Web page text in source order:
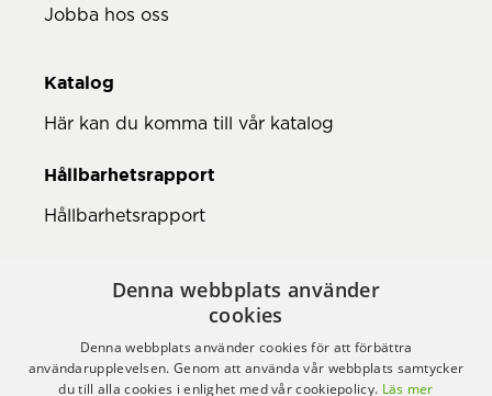
Jobba hos oss
Katalog
Här kan du komma till vår katalog
Hållbarhetsrapport
Hållbarhetsrapport
Denna webbplats använder
cookies
Denna webbplats använder cookies för att förbättra
användarupplevelsen. Genom att använda vår webbplats samtycker
du till alla cookies i enlighet med vår cookiepolicy. Läs mer